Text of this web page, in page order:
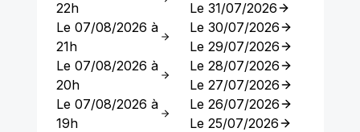
22h
Le 07/08/2026 à
21h
Le 07/08/2026 à
20h
Le 07/08/2026 à
19h
Le 31/07/2026
Le 30/07/2026
Le 29/07/2026
Le 28/07/2026
Le 27/07/2026
Le 26/07/2026
Le 25/07/2026